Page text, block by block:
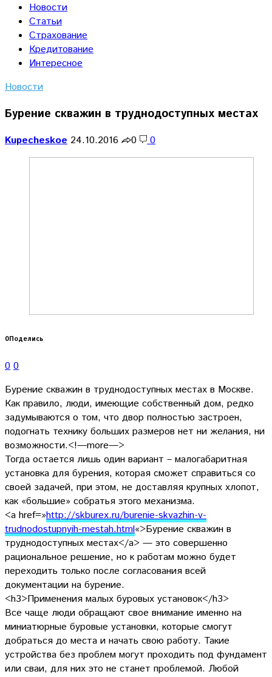
Новости
Статьи
Страхование
Кредитование
Интересное
Новости
Бурение скважин в труднодоступных местах
Kupecheskoe 24.10.2016 0 0
0Поделись
0 0
Бурение скважин в труднодоступных местах в Москве.
Как правило, люди, имеющие собственный дом, редко
задумываются о том, что двор полностью застроен,
подогнать технику больших размеров нет ни желания, ни
возможности.<!—more—>
Тогда остается лишь один вариант – малогабаритная
установка для бурения, которая сможет справиться со
своей задачей, при этом, не доставляя крупных хлопот,
как «большие» собратья этого механизма.
<a href=»http://skburex.ru/burenie-skvazhin-v-
trudnodostupnyih-mestah.html«>Бурение скважин в
труднодоступных местах</a> — это совершенно
рациональное решение, но к работам можно будет
переходить только после согласования всей
документации на бурение.
<h3>Применения малых буровых установок</h3>
Все чаще люди обращают свое внимание именно на
миниатюрные буровые установки, которые смогут
добраться до места и начать свою работу. Такие
устройства без проблем могут проходить под фундамент
или сваи, для них это не станет проблемой. Любой